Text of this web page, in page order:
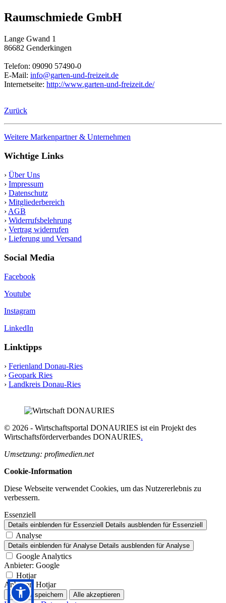
Raumschmiede GmbH
Lange Gwand 1
86682 Genderkingen
Telefon: 09090 57490-0
E-Mail: info@garten-und-freizeit.de
Internetseite: http://www.garten-und-freizeit.de/
Zurück
Weitere Markenpartner & Unternehmen
Wichtige Links
› Über Uns
› Impressum
› Datenschutz
› Mitgliederbereich
› AGB
› Widerrufsbelehrung
› Vertrag widerrufen
› Lieferung und Versand
Social Media
Facebook
Youtube
Instagram
LinkedIn
Linktipps
› Ferienland Donau-Ries
› Geopark Ries
› Landkreis Donau-Ries
© 2026 - Wirtschaftsportal DONAURIES ist ein Projekt des
Wirtschaftsförderverbandes DONAURIES.
Umsetzung: profimedien.net
Cookie-Information
Diese Webseite verwendet Cookies, um das Nutzererlebnis zu
verbessern.
Essenziell
Details einblenden für Essenziell Details ausblenden für Essenziell
Analyse
Details einblenden für Analyse Details ausblenden für Analyse
Google Analytics
Anbieter: Google
Hotjar
Anbieter: Hotjar
Auswahl speichern Alle akzeptieren